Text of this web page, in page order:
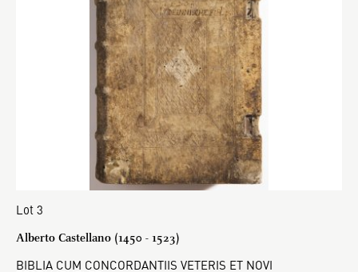
Lot 3
Alberto Castellano (1450 - 1523)
BIBLIA CUM CONCORDANTIIS VETERIS ET NOVI